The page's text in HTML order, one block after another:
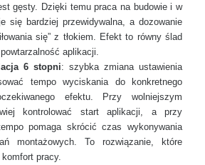
gęsty. Dzięki temu praca na budowie i w
się bardziej przewidywalna, a dozowanie
się” z tłokiem. Efekt to równy ślad
aplikacji.
6 stopni: szybka zmiana ustawienia
tempo wyciskania do konkretnego
efektu. Przy wolniejszym
kontrolować start aplikacji, a przy
pomaga skrócić czas wykonywania
montażowych. To rozwiązanie, które
pracy.